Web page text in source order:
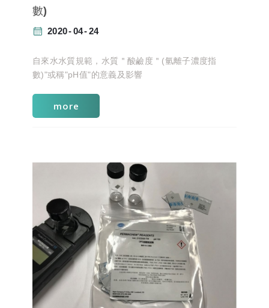
24
04
2020
數)
自來水水質規範，水質＂酸鹼度＂(氫離子濃度指
數)"或稱"pH值"的意義及影響
more